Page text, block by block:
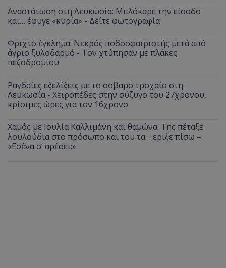
Αναστάτωση στη Λευκωσία: Μπλόκαρε την είσοδο
και… έφυγε «κυρία» - Δείτε φωτογραφία
Φριχτό έγκλημα: Νεκρός ποδοσφαιριστής μετά από
άγριο ξυλοδαρμό - Τον χτύπησαν με πλάκες
πεζοδρομίου
Ραγδαίες εξελίξεις με το σοβαρό τροχαίο στη
Λευκωσία - Χειροπέδες στην σύζυγο του 27χρονου,
κρίσιμες ώρες για τον 16χρονο
Χαμός με Ιουλία Καλλιμάνη και θαμώνα: Της πέταξε
λουλούδια στο πρόσωπο και του τα… έριξε πίσω –
«Εσένα σ’ αρέσει;»